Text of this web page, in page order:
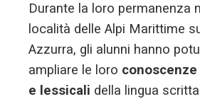
Durante la loro permanenza
località delle Alpi Marittime
Azzurra, gli alunni hanno
ampliare le loro
e lessicali della lingua